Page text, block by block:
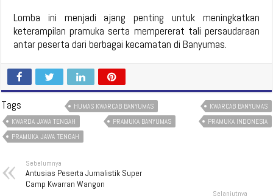
Lomba ini menjadi ajang penting untuk meningkatkan
keterampilan pramuka serta mempererat tali persaudaraan
antar peserta dari berbagai kecamatan di Banyumas.
Tags HUMAS KWARCAB BANYUMAS
KWARCAB BANYUMAS
KWARDA JAWA TENGAH
PRAMUKA BANYUMAS
PRAMUKA INDONESIA
PRAMUKA JAWA TENGAH
Sebelumnya
Antusias Peserta Jurnalistik Super
Camp Kwarran Wangon
Selanjutnya